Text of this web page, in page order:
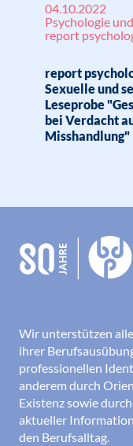
04.10.2022
Psychologie
report
report
Sexuelle und
Leseprobe
bei Verdacht
Misshandlung"
Wir unterstützen
ihrer
professionellen
anderem durch
Existenz sowie
aktueller
den Berufsalltag.